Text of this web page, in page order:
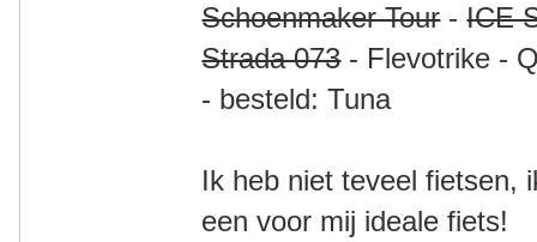
Schoenmaker Tour-ICE
Strada 073- Flevotrike -
- besteld: Tuna
Ik heb niet teveel fietsen,
een voor mij ideale fiets!